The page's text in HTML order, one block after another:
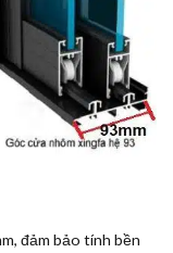
đảm bảo tính bền